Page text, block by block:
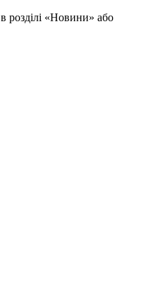
розділі «Новини» або